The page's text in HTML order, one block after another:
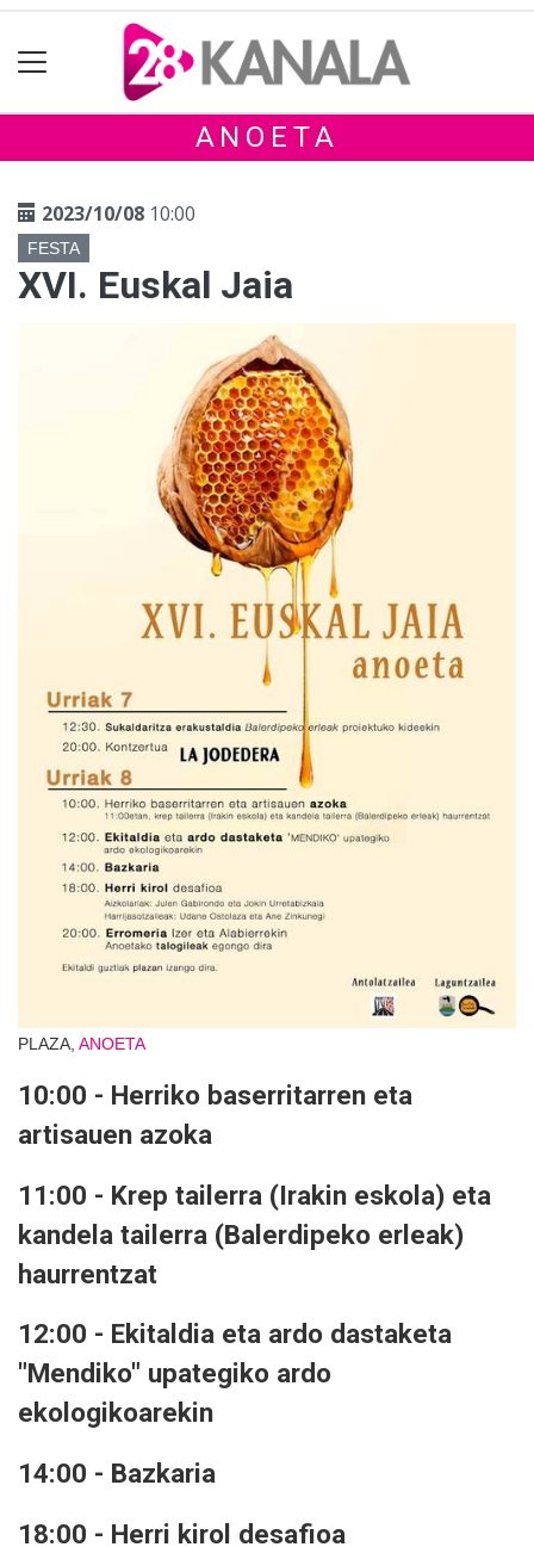
ANOETA
2023/10/08 10:00
FESTA
XVI. Euskal Jaia
PLAZA, ANOETA
10:00 - Herriko baserritarren eta
artisauen azoka
11:00 - Krep tailerra (Irakin eskola) eta
kandela tailerra (Balerdipeko erleak)
haurrentzat
12:00 - Ekitaldia eta ardo dastaketa
"Mendiko" upategiko ardo
ekologikoarekin
14:00 - Bazkaria
18:00 - Herri kirol desafioa